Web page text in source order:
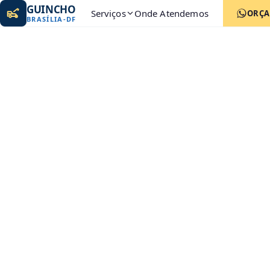
GUINCHO
BRASÍLIA-DF Serviços Onde Atendemos